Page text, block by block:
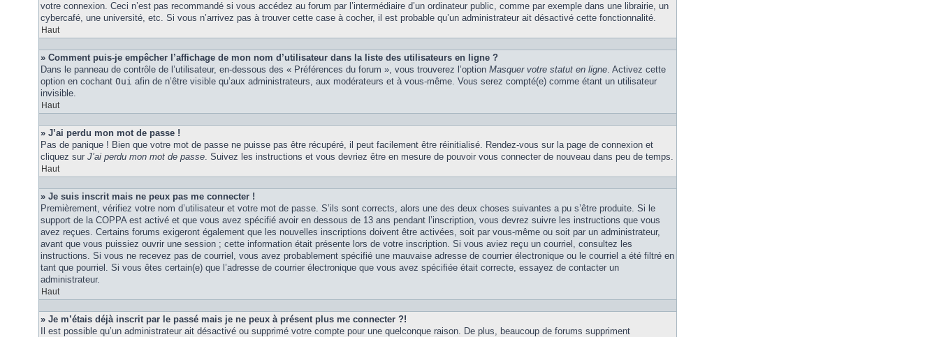
votre connexion. Ceci n’est pas recommandé si vous accédez au forum par l’intermédiaire d’un ordinateur public, comme par exemple dans une librairie, un
cybercafé, une université, etc. Si vous n’arrivez pas à trouver cette case à cocher, il est probable qu’un administrateur ait désactivé cette fonctionnalité.
Haut
» Comment puis-je empêcher l’affichage de mon nom d’utilisateur dans la liste des utilisateurs en ligne ?
Dans le panneau de contrôle de l’utilisateur, en-dessous des « Préférences du forum », vous trouverez l’option Masquer votre statut en ligne. Activez cette
option en cochant Oui afin de n’être visible qu’aux administrateurs, aux modérateurs et à vous-même. Vous serez compté(e) comme étant un utilisateur
invisible.
Haut
» J’ai perdu mon mot de passe !
Pas de panique ! Bien que votre mot de passe ne puisse pas être récupéré, il peut facilement être réinitialisé. Rendez-vous sur la page de connexion et
cliquez sur J’ai perdu mon mot de passe. Suivez les instructions et vous devriez être en mesure de pouvoir vous connecter de nouveau dans peu de temps.
Haut
» Je suis inscrit mais ne peux pas me connecter !
Premièrement, vérifiez votre nom d’utilisateur et votre mot de passe. S’ils sont corrects, alors une des deux choses suivantes a pu s’être produite. Si le
support de la COPPA est activé et que vous avez spécifié avoir en dessous de 13 ans pendant l’inscription, vous devrez suivre les instructions que vous
avez reçues. Certains forums exigeront également que les nouvelles inscriptions doivent être activées, soit par vous-même ou soit par un administrateur,
avant que vous puissiez ouvrir une session ; cette information était présente lors de votre inscription. Si vous aviez reçu un courriel, consultez les
instructions. Si vous ne recevez pas de courriel, vous avez probablement spécifié une mauvaise adresse de courrier électronique ou le courriel a été filtré en
tant que pourriel. Si vous êtes certain(e) que l’adresse de courrier électronique que vous avez spécifiée était correcte, essayez de contacter un
administrateur.
Haut
» Je m’étais déjà inscrit par le passé mais je ne peux à présent plus me connecter ?!
Il est possible qu’un administrateur ait désactivé ou supprimé votre compte pour une quelconque raison. De plus, beaucoup de forums suppriment